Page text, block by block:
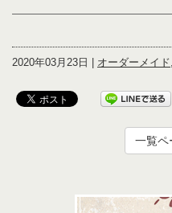
2020年03月23日 | オーダーメイド,
一覧ペ